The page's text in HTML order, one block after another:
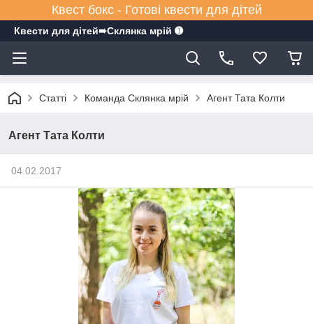
Квест бокс - Готові квести для дітей
Квести для дітей➠Склянка мрiй ➊
Статті Команда Склянка мрій Агент Тата Колти
Агент Тата Колти
04.02.2017